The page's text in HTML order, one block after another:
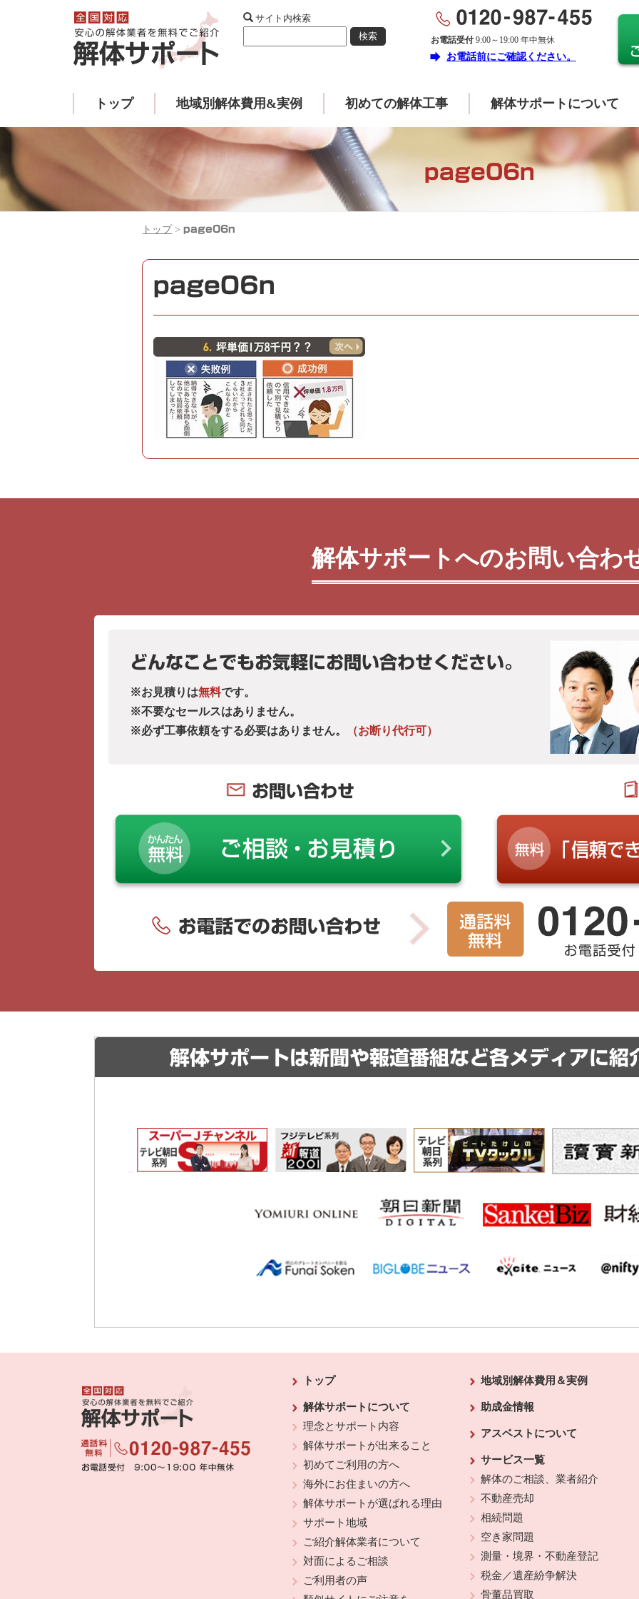
サイト内検索
お電話受付9:00～19:00 年中無休
forward お電話前にご確認ください。
トップ 地域別解体費用&実例 初めての解体工事 解体サポートについて
page06n
トップ >page06n
page06n
解体サポートへのお問い合わ
どんなことでもお気軽にお問い合わせください。
※お見積りは無料です。
※不要なセールスはありません。
※必ず工事依頼をする必要はありません。
（お断り代行可）
お問い合わせ
解体サポートは新聞や報道番組など各メディアに紹
トップ
解体サポートについて
理念とサポート内容
解体サポートが出来ること
初めてご利用の方へ
海外にお住まいの方へ
解体サポートが選ばれる理由
サポート地域
ご紹介解体業者について
対面によるご相談
ご利用者の声
地域別解体費用＆実例
助成金情報
アスベストについて
サービス一覧
解体のご相談、業者紹介
不動産売却
相続問題
空き家問題
測量・境界・不動産登記
税金／遺産紛争解決
骨董品買取